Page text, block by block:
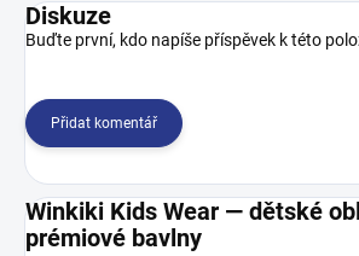
Diskuze
Buďte první, kdo napíše příspěvek k této
Přidat komentář
Winkiki Kids Wear — dětské
prémiové bavlny